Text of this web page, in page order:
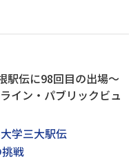
駅伝に98回目の出場～
イン・パブリックビュ
学三大駅伝
戦